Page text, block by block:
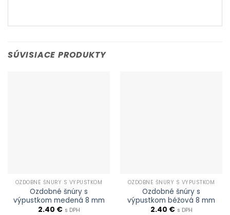
SÚVISIACE PRODUKTY
OZDOBNÉ ŠNÚRY S VÝPUSTKOM
Ozdobné šnúry s
výpustkom medená 8 mm
2.40 € s DPH
OZDOBNÉ ŠNÚRY S VÝPUSTKOM
Ozdobné šnúry s
výpustkom béžová 8 mm
2.40 € s DPH